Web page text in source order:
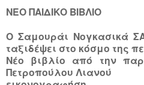
ΝΕΟ ΠΑΙΔΙΚΟ ΒΙΒΛΙΟ
Ο Σαμουράι Νογκασικά
ταξιδέψει στο κόσμο της
Νέο βιβλίο από την
Πετροπούλου Λιανού